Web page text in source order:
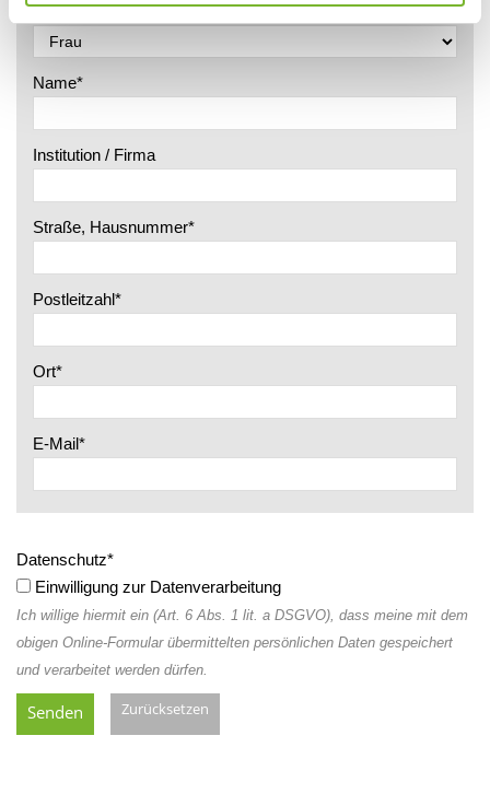
Anrede
Name*
Institution / Firma
Straße, Hausnummer*
Postleitzahl*
Ort*
E-Mail*
Datenschutz*
Einwilligung zur Datenverarbeitung
Ich willige hiermit ein (Art. 6 Abs. 1 lit. a DSGVO), dass meine mit dem
obigen Online-Formular übermittelten persönlichen Daten gespeichert
und verarbeitet werden dürfen.